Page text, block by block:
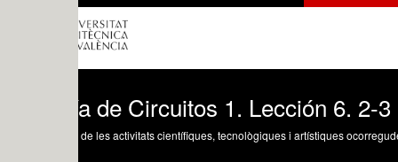
de Circuitos 1. Lección 6. 2-3
les activitats científiques, tecnològiques i artístiques ocorregudes en els tres